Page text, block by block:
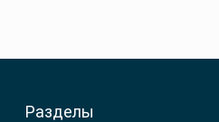
Разделы